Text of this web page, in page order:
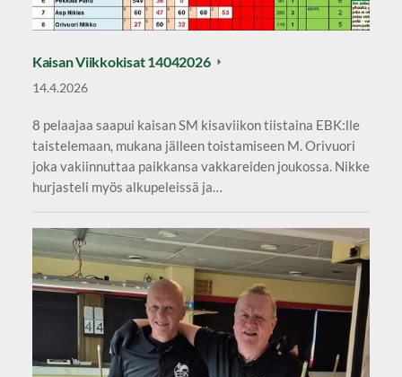
Kaisan Viikkokisat 14042026
14.4.2026
8 pelaajaa saapui kaisan SM kisaviikon tiistaina EBK:lle
taistelemaan, mukana jälleen toistamiseen M. Orivuori
joka vakiinnuttaa paikkansa vakkareiden joukossa. Nikke
hurjasteli myös alkupeleissä ja…